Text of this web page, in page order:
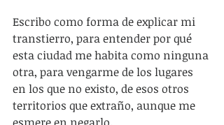
Escribo como forma de explicar mi
transtierro, para entender por qué
esta ciudad me habita como ninguna
otra, para vengarme de los lugares
en los que no existo, de esos otros
territorios que extraño, aunque me